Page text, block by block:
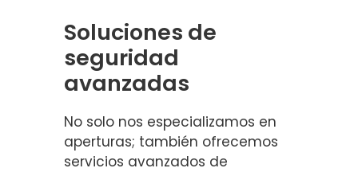
Soluciones de
seguridad
avanzadas
No solo nos especializamos en
aperturas; también ofrecemos
servicios avanzados de